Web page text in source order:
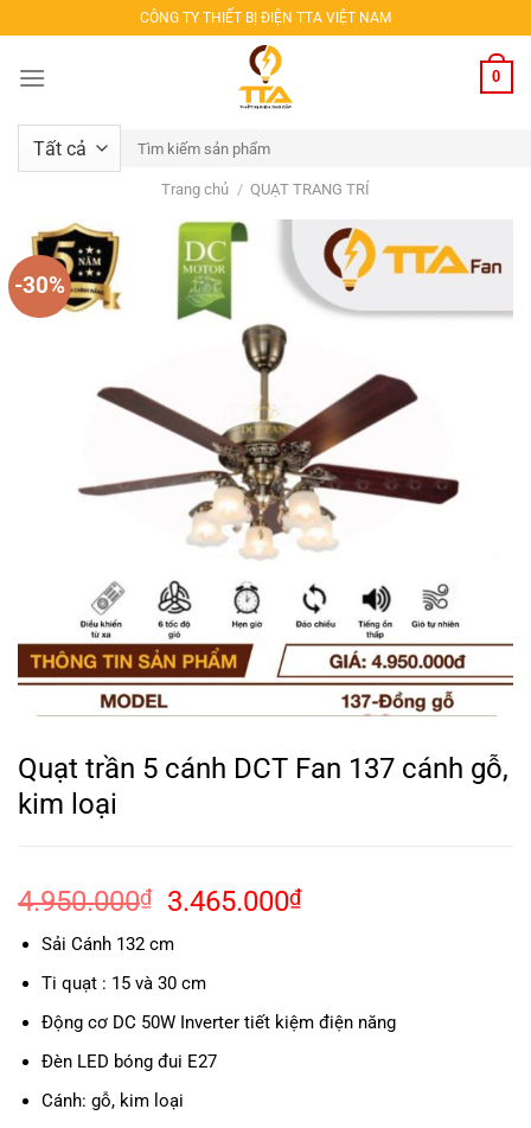
qua
nội
CÔNG TY THIẾT BỊ ĐIỆN TTA VIỆT NAM
0
Tìm
kiếm:
Trang chủ / QUẠT TRANG TRÍ
-30%
Quạt trần 5 cánh DCT Fan 137 cánh gỗ,
kim loại
4.950.000₫
Giá
là:
4.950.000₫.
3.465.000₫Giá
3.465.000₫.
Sải Cánh 132 cm
Ti quạt : 15 và 30 cm
Động cơ DC 50W Inverter tiết kiệm điện năng
Đèn LED bóng đui E27
Cánh: gỗ, kim loại